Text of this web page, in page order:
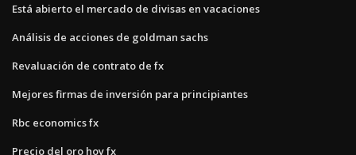
Está abierto el mercado de divisas en vacaciones
Análisis de acciones de goldman sachs
Revaluación de contrato de fx
Mejores firmas de inversión para principiantes
Rbc economics fx
Precio del oro hoy fx